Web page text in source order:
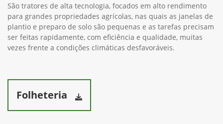
São tratores de alta tecnologia, focados em alto rendimento
para grandes propriedades agrícolas, nas quais as janelas de
plantio e preparo de solo são pequenas e as tarefas precisam
ser feitas rapidamente, com eficiência e qualidade, muitas
vezes frente a condições climáticas desfavoráveis.
Folheteria